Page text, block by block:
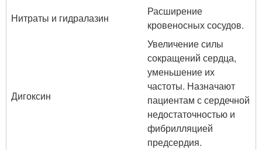
Нитраты и гидралазин
Расширение
кровеносных сосудов.
Дигоксин
Увеличение силы
сокращений сердца,
уменьшение их
частоты. Назначают
пациентам с сердечной
недостаточностью и
фибрилляцией
предсердия.